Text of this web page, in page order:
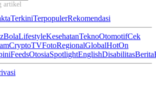
artikel ini...
TerkiniTerpopulerRekomendasi
BolaLifestyleKesehatanTeknoOtomotifCek
CryptoTVFotoRegionalGlobalHotOn
FeedsOtosiaSpotlightEnglishDisabilitasBerita